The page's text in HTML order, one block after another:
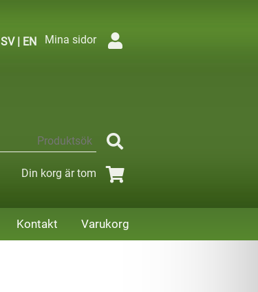
SV| EN Mina sidor
Din korg är tom
Kontakt Varukorg